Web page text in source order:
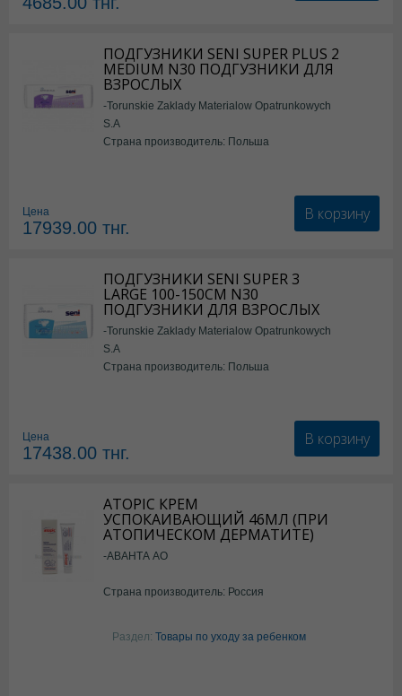
ПОДГУЗНИКИ SENI SUPER PLUS 2
MEDIUM N30 ПОДГУЗНИКИ ДЛЯ
ВЗРОСЛЫХ
-Torunskie Zaklady Materialow Opatrunkowych
S.A
Страна производитель: Польша
Цена
17939.00 тнг.
В корзину
ПОДГУЗНИКИ SENI SUPER 3
LARGE 100-150СМ N30
ПОДГУЗНИКИ ДЛЯ ВЗРОСЛЫХ
-Torunskie Zaklady Materialow Opatrunkowych
S.A
Страна производитель: Польша
Цена
17438.00 тнг.
В корзину
ATOPIC КРЕМ
УСПОКАИВАЮЩИЙ 46МЛ (ПРИ
АТОПИЧЕСКОМ ДЕРМАТИТЕ)
-АВАНТА АО
Страна производитель: Россия
Раздел: Товары по уходу за ребенком